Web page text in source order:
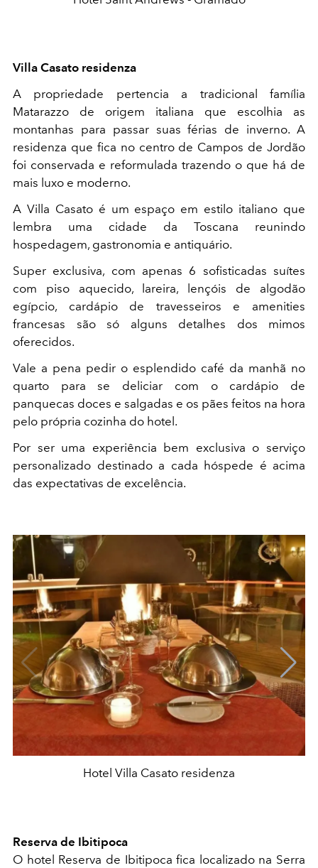
Villa Casato residenza
A propriedade pertencia a tradicional família
Matarazzo de origem italiana que escolhia as
montanhas para passar suas férias de inverno. A
residenza que fica no centro de Campos de Jordão
foi conservada e reformulada trazendo o que há de
mais luxo e moderno.
A Villa Casato é um espaço em estilo italiano que
lembra uma cidade da Toscana reunindo
hospedagem, gastronomia e antiquário.
Super exclusiva, com apenas 6 sofisticadas suítes
com piso aquecido, lareira, lençóis de algodão
egípcio, cardápio de travesseiros e amenities
francesas são só alguns detalhes dos mimos
oferecidos.
Vale a pena pedir o esplendido café da manhã no
quarto para se deliciar com o cardápio de
panquecas doces e salgadas e os pães feitos na hora
pelo própria cozinha do hotel.
Por ser uma experiência bem exclusiva o serviço
personalizado destinado a cada hóspede é acima
das expectativas de excelência.
Hotel Villa Casato residenza
Reserva de Ibitipoca
O hotel Reserva de Ibitipoca fica localizado na Serra